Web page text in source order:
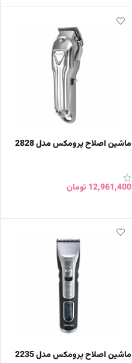
ماشین اصلاح پرومکس مدل 2828
12,961,400 تومان
ماشین اصلاح پرومکس مدل 2235